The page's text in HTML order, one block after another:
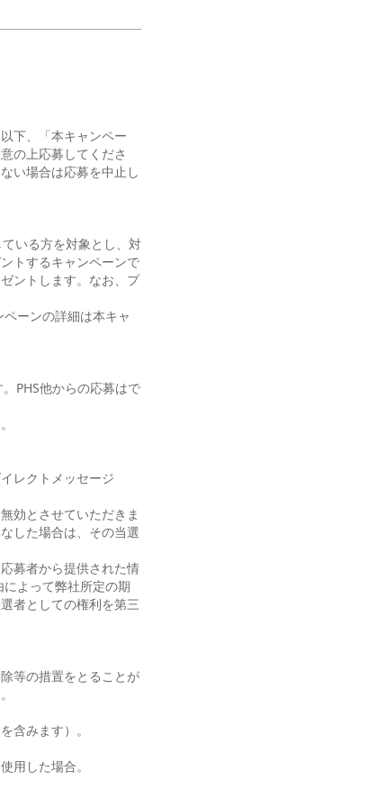
下、「本キャンペー
の上応募してくださ
い場合は応募を中止し
いる方を対象とし、対
トするキャンペーンで
ントします。なお、プ
ーンの詳細は本キャ
PHS他からの応募はで
レクトメッセージ
効とさせていただきま
した場合は、その当選
募者から提供された情
よって弊社所定の期
者としての権利を第三
等の措置をとることが
含みます）。
用した場合。